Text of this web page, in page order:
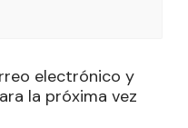
electrónico y
la próxima vez